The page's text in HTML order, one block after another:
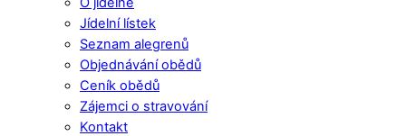
Jídelní lístek
Seznam alegrenů
Objednávání obědů
Ceník obědů
Zájemci o stravování
Kontakt